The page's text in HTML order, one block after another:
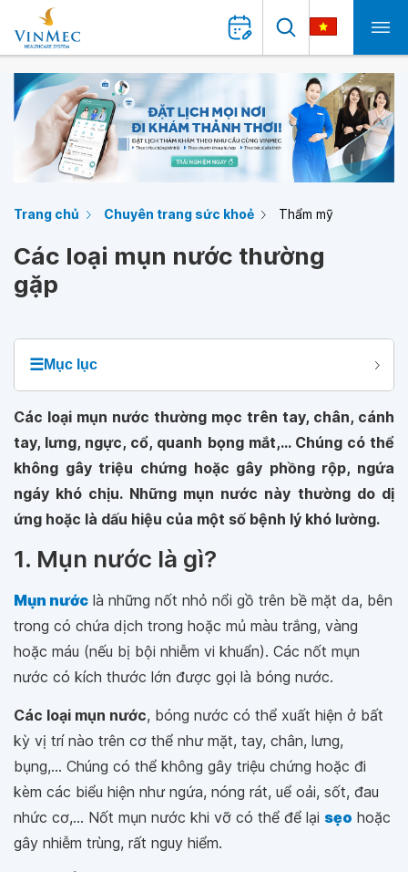
Trang chủ Chuyên trang sức khoẻ Thẩm mỹ
Các loại mụn nước thường
gặp
☰Mục lục
Các loại mụn nước thường mọc trên tay, chân, cánh
tay, lưng, ngực, cổ, quanh bọng mắt,... Chúng có thể
không gây triệu chứng hoặc gây phồng rộp, ngứa
ngáy khó chịu. Những mụn nước này thường do dị
ứng hoặc là dấu hiệu của một số bệnh lý khó lường.
1. Mụn nước là gì?
Mụn nước là những nốt nhỏ nổi gồ trên bề mặt da, bên
trong có chứa dịch trong hoặc mủ màu trắng, vàng
hoặc máu (nếu bị bội nhiễm vi khuẩn). Các nốt mụn
nước có kích thước lớn được gọi là bóng nước.
Các loại mụn nước, bóng nước có thể xuất hiện ở bất
kỳ vị trí nào trên cơ thể như mặt, tay, chân, lưng,
bụng,... Chúng có thể không gây triệu chứng hoặc đi
kèm các biểu hiện như ngứa, nóng rát, uể oải, sốt, đau
nhức cơ,... Nốt mụn nước khi vỡ có thể để lại sẹo hoặc
gây nhiễm trùng, rất nguy hiểm.